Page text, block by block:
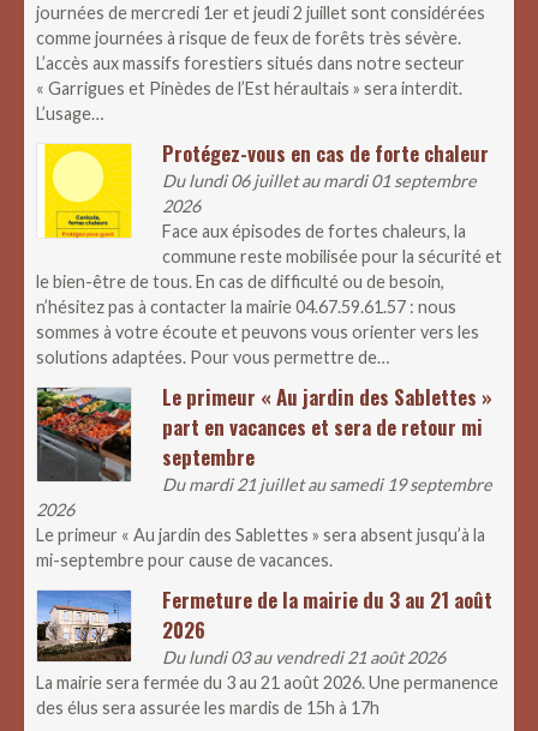
journées de mercredi 1er et jeudi 2 juillet sont considérées
comme journées à risque de feux de forêts très sévère.
L’accès aux massifs forestiers situés dans notre secteur
« Garrigues et Pinèdes de l’Est héraultais » sera interdit.
L’usage…
Protégez-vous en cas de forte chaleur
Du lundi 06 juillet au mardi 01 septembre
2026
Face aux épisodes de fortes chaleurs, la
commune reste mobilisée pour la sécurité et
le bien-être de tous. En cas de difficulté ou de besoin,
n’hésitez pas à contacter la mairie 04.67.59.61.57 : nous
sommes à votre écoute et peuvons vous orienter vers les
solutions adaptées. Pour vous permettre de…
Le primeur « Au jardin des Sablettes »
part en vacances et sera de retour mi
septembre
Du mardi 21 juillet au samedi 19 septembre
2026
Le primeur « Au jardin des Sablettes » sera absent jusqu’à la
mi-septembre pour cause de vacances.
Fermeture de la mairie du 3 au 21 août
2026
Du lundi 03 au vendredi 21 août 2026
La mairie sera fermée du 3 au 21 août 2026. Une permanence
des élus sera assurée les mardis de 15h à 17h